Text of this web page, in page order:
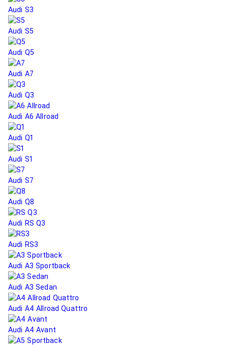
Audi S3
Audi S5
Audi Q5
Audi A7
Audi Q3
Audi A6 Allroad
Audi Q1
Audi S1
Audi S7
Audi Q8
Audi RS Q3
Audi RS3
Audi A3 Sportback
Audi A3 Sedan
Audi A4 Allroad Quattro
Audi A4 Avant